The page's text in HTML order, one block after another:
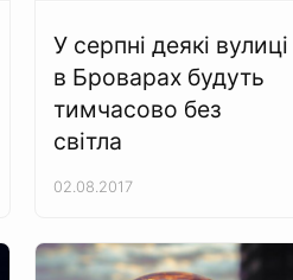
У серпні деякі вулиці
в Броварах будуть
тимчасово без
світла
02.08.2017